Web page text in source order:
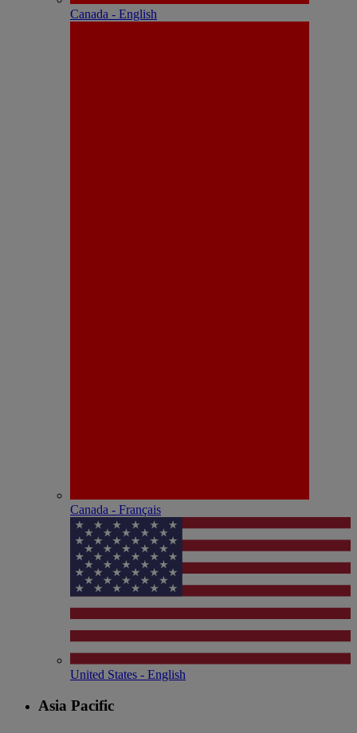
Canada - English
Canada - Français
United States - English
Asia Pacific